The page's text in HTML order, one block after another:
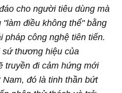
cho người tiêu dùng mà
điều không thể" bằng
pháp công nghệ tiên tiến.
thương hiệu của
truyền đi cảm hứng mới
đó là tinh thần bứt